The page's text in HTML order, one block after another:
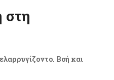
στη
Βοή και